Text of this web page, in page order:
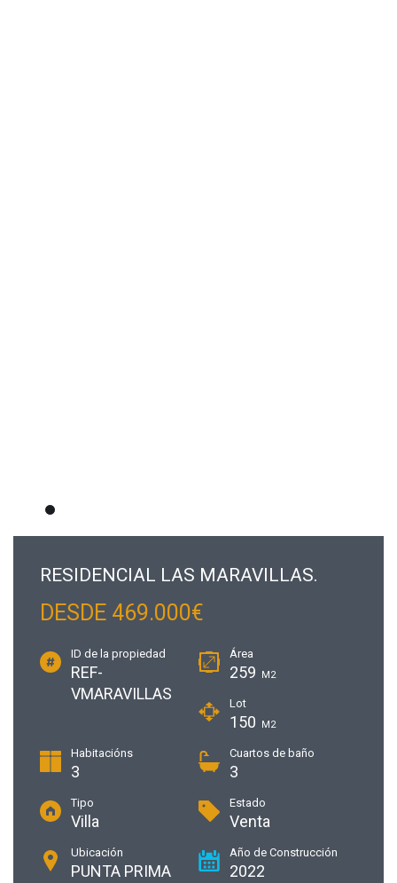
RESIDENCIAL LAS MARAVILLAS.
DESDE 469.000€
ID de la propiedad
REF-
VMARAVILLAS
Área
259 M2
Lot
150 M2
Habitacións
3
Cuartos de baño
3
Tipo
Villa
Estado
Venta
Ubicación
PUNTA PRIMA
Año de Construcción
2022